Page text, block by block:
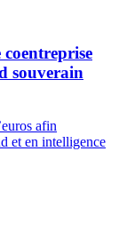
souverain
afin
et en intelligence